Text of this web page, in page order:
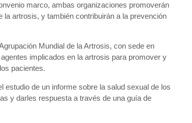
marco, ambas organizaciones promoverán
artrosis, y también contribuirán a la prevención
Mundial de la Artrosis, con sede en
implicados en la artrosis para promover y
pacientes.
estudio de un informe sobre la salud sexual de los
y darles respuesta a través de una guía de